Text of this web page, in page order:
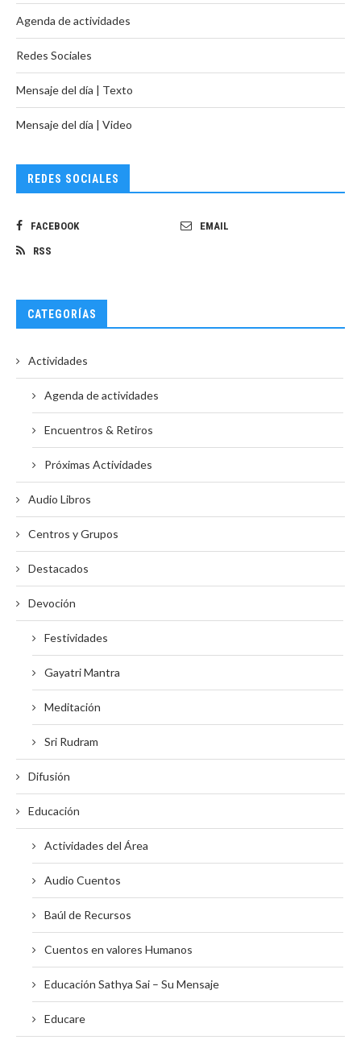
Agenda de actividades
Redes Sociales
Mensaje del día | Texto
Mensaje del día | Video
REDES SOCIALES
FACEBOOK EMAIL
RSS
CATEGORÍAS
Actividades
Agenda de actividades
Encuentros & Retiros
Próximas Actividades
Audio Libros
Centros y Grupos
Destacados
Devoción
Festividades
Gayatri Mantra
Meditación
Sri Rudram
Difusión
Educación
Actividades del Área
Audio Cuentos
Baúl de Recursos
Cuentos en valores Humanos
Educación Sathya Sai – Su Mensaje
Educare